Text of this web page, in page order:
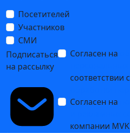
Посетителей
Участников
СМИ
Подписаться
на рассылку
Согласен на
соответствии с
Согласен на
компании MVK